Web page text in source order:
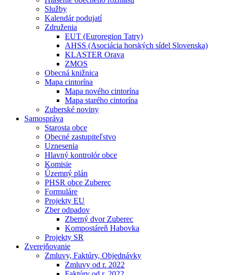
Služby
Kalendár podujatí
Združenia
EUT (Euroregion Tatry)
AHSS (Asociácia horských sídel Slovenska)
KLASTER Orava
ZMOS
Obecná knižnica
Mapa cintorína
Mapa nového cintorína
Mapa starého cintorína
Zuberské noviny
Samospráva
Starosta obce
Obecné zastupiteľstvo
Uznesenia
Hlavný kontrolór obce
Komisie
Územný plán
PHSR obce Zuberec
Formuláre
Projekty EU
Zber odpadov
Zberný dvor Zuberec
Kompostáreň Habovka
Projekty SR
Zverejňovanie
Zmluvy, Faktúry, Objednávky
Zmluvy od r. 2022